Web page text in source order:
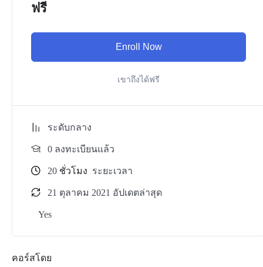
ฟรี
Enroll Now
เขาถึงได้ฟรี
ระดับกลาง
0 ลงทะเบียนแล้ว
20 ชั่วโมง ระยะเวลา
21 ตุลาคม 2021 อัปเดตล่าสุด
Yes
คอร์สโดย